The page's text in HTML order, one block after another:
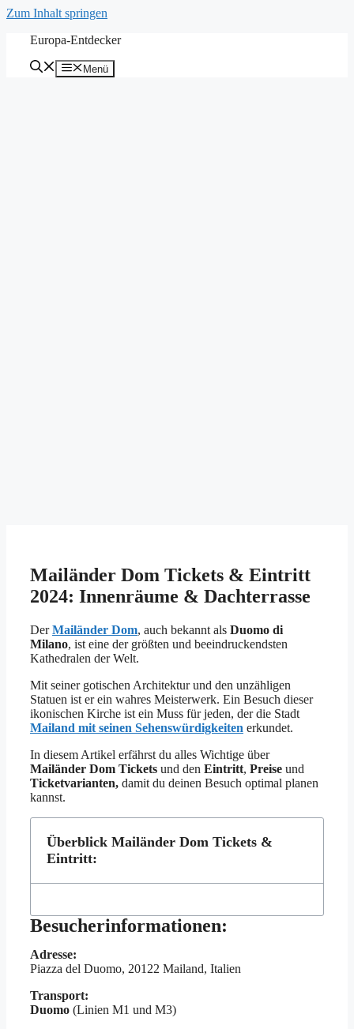
Zum Inhalt springen
Europa-Entdecker
Menü
Mailänder Dom Tickets & Eintritt
2024: Innenräume & Dachterrasse
DerMailänder Dom, auch bekannt als Duomo di
Milano, ist eine der größten und beeindruckendsten
Kathedralen der Welt.
Mit seiner gotischen Architektur und den unzähligen
Statuen ist er ein wahres Meisterwerk. Ein Besuch dieser
ikonischen Kirche ist ein Muss für jeden, der die Stadt
Mailand mit seinen Sehenswürdigkeiten erkundet.
In diesem Artikel erfährst du alles Wichtige über
Mailänder Dom Tickets und den Eintritt, Preise und
Ticketvarianten, damit du deinen Besuch optimal planen
kannst.
Überblick Mailänder Dom Tickets &
Eintritt:
Besucherinformationen:
Adresse:
Piazza del Duomo, 20122 Mailand, Italien
Transport:
Duomo (Linien M1 und M3)